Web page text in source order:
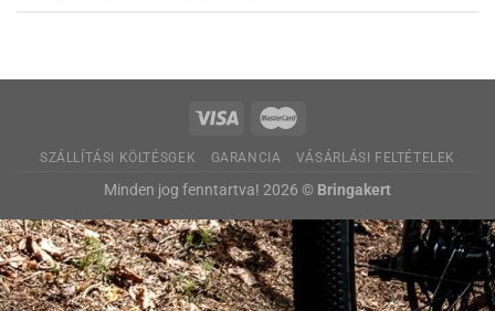
SZÁLLÍTÁSI KÖLTÉSGEK GARANCIA VÁSÁRLÁSI FELTÉTELEK
Minden jog fenntartva! 2026 © Bringakert